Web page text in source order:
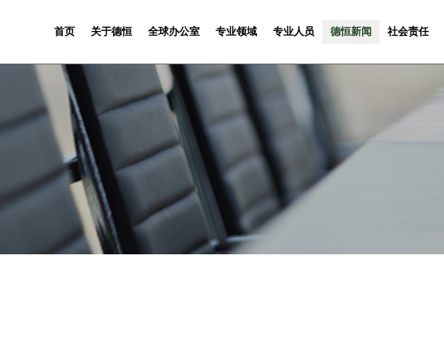
首页 关于德恒 全球办公室 专业领域 专业人员 德恒新闻 社会责任